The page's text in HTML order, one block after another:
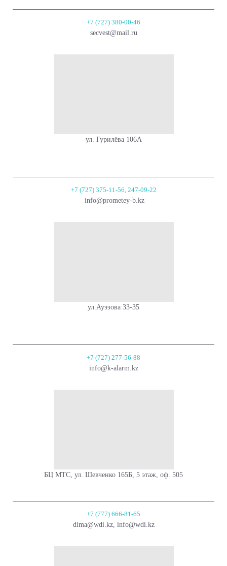
+7 (727) 380-00-46
secvest@mail.ru
ул. Гурилёва 106А
+7 (727) 375-11-56, 247-09-22
info@prometey-b.kz
ул.Ауэзова 33-35
+7 (727) 277-56-88
info@k-alarm.kz
БЦ МТС, ул. Шевченко 165Б, 5 этаж, оф. 505
+7 (777) 666-81-65
dima@wdi.kz, info@wdi.kz